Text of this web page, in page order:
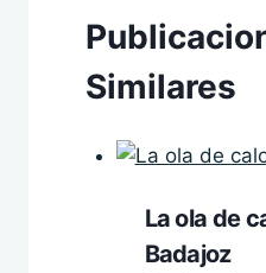
Similares
La ola de
Badajoz